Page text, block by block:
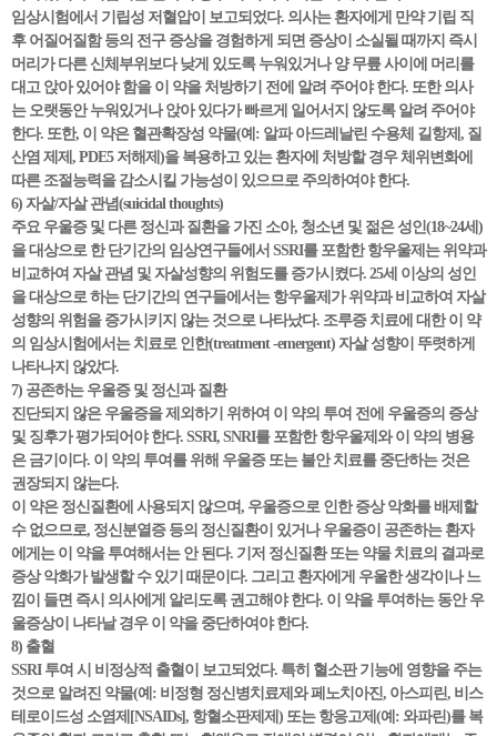
임상시험에서 기립성 저혈압이 보고되었다. 의사는 환자에게 만약 기립 직
후 어질어질함 등의 전구 증상을 경험하게 되면 증상이 소실될 때까지 즉시
머리가 다른 신체부위보다 낮게 있도록 누워있거나 양 무릎 사이에 머리를
대고 앉아 있어야 함을 이 약을 처방하기 전에 알려 주어야 한다. 또한 의사
는 오랫동안 누워있거나 앉아 있다가 빠르게 일어서지 않도록 알려 주어야
한다. 또한, 이 약은 혈관확장성 약물(예: 알파 아드레날린 수용체 길항제, 질
산염 제제, PDE5 저해제)을 복용하고 있는 환자에 처방할 경우 체위변화에
따른 조절능력을 감소시킬 가능성이 있으므로 주의하여야 한다.
6) 자살/자살 관념(suicidal thoughts)
주요 우울증 및 다른 정신과 질환을 가진 소아, 청소년 및 젊은 성인(18~24세)
을 대상으로 한 단기간의 임상연구들에서 SSRI를 포함한 항우울제는 위약과
비교하여 자살 관념 및 자살성향의 위험도를 증가시켰다. 25세 이상의 성인
을 대상으로 하는 단기간의 연구들에서는 항우울제가 위약과 비교하여 자살
성향의 위험을 증가시키지 않는 것으로 나타났다. 조루증 치료에 대한 이 약
의 임상시험에서는 치료로 인한(treatment -emergent) 자살 성향이 뚜렷하게
나타나지 않았다.
7) 공존하는 우울증 및 정신과 질환
진단되지 않은 우울증을 제외하기 위하여 이 약의 투여 전에 우울증의 증상
및 징후가 평가되어야 한다. SSRI, SNRI를 포함한 항우울제와 이 약의 병용
은 금기이다. 이 약의 투여를 위해 우울증 또는 불안 치료를 중단하는 것은
권장되지 않는다.
이 약은 정신질환에 사용되지 않으며, 우울증으로 인한 증상 악화를 배제할
수 없으므로, 정신분열증 등의 정신질환이 있거나 우울증이 공존하는 환자
에게는 이 약을 투여해서는 안 된다. 기저 정신질환 또는 약물 치료의 결과로
증상 악화가 발생할 수 있기 때문이다. 그리고 환자에게 우울한 생각이나 느
낌이 들면 즉시 의사에게 알리도록 권고해야 한다. 이 약을 투여하는 동안 우
울증상이 나타날 경우 이 약을 중단하여야 한다.
8) 출혈
SSRI 투여 시 비정상적 출혈이 보고되었다. 특히 혈소판 기능에 영향을 주는
것으로 알려진 약물(예: 비정형 정신병치료제와 페노치아진, 아스피린, 비스
테로이드성 소염제[NSAIDs], 항혈소판제제) 또는 항응고제(예: 와파린)를 복